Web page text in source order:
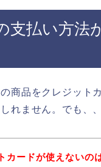
支払い方法
商品をクレジット
れません。でも、、
カードが使えないの